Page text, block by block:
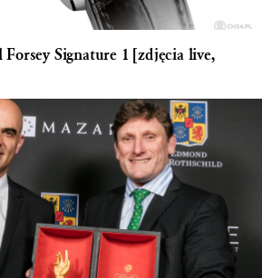
Forsey Signature 1 [zdjęcia live,